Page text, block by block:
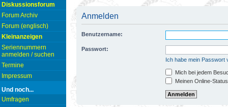
Diskussionsforum
Forum Archiv
Forum (englisch)
Kleinanzeigen
Seriennummern
anmelden / suchen
Termine
Impressum
Und noch...
Umfragen
Anmelden
Benutzername:
Passwort:
Ich habe mein Passwort
Mich bei jedem
Meinen Online-